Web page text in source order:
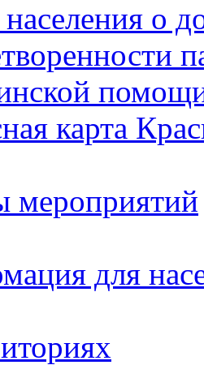
о
карта
мероприятий
для